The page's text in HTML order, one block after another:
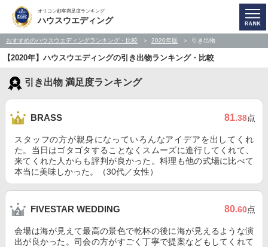
オリコン顧客満足度ランキング
ハウスウエディング
おすすめのハウスウエディングランキング・比較 2020年版 引き出物
【2020年】ハウスウエディングの引き出物ランキング・比較
引き出物 満足度ランキング
BRASS 81.38点
スタッフの方が親身になっていろんなアイデアを出してくれ
た。当日はゴタゴタすることなくスムーズに進行してくれて、
来てくれた人からも評判が良かった。料理も他の式場に比べて
本当に美味しかった。（30代／女性）
FIVESTAR WEDDING 80.60点
会場は海が見えて最高の景色で乾杯の後に海が見えるような演
出が良かった。司会の方がすごく丁寧で提案などもしてくれて